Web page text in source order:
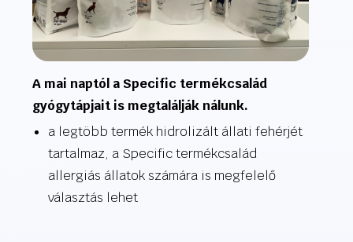
A mai naptól a Specific termékcsalád
gyógytápjait is megtalálják nálunk.
a legtöbb termék hidrolizált állati fehérjét
tartalmaz, a Specific termékcsalád
allergiás állatok számára is megfelelő
választás lehet